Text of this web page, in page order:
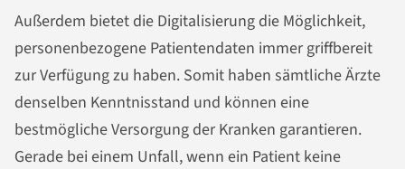
Außerdem bietet die Digitalisierung die Möglichkeit,
personenbezogene Patientendaten immer griffbereit
zur Verfügung zu haben. Somit haben sämtliche Ärzte
denselben Kenntnisstand und können eine
bestmögliche Versorgung der Kranken garantieren.
Gerade bei einem Unfall, wenn ein Patient keine